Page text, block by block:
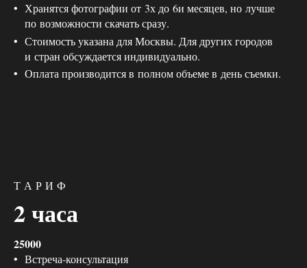
Хранятся фотографии от 3х до 6и месяцев, но лучше
по возможности скачать сразу.
Стоимость указана для Москвы. Для других городов
и стран обсуждается индивидуально.
Оплата производится в полном объеме в день съемки.
Т А Р И Ф
2 часа
25000
Встреча-консультация